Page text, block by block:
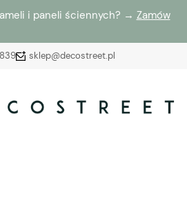
i paneli ściennych? → Zamów
sklep@decostreet.pl